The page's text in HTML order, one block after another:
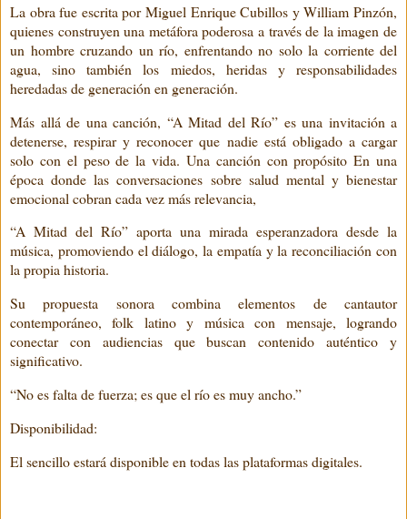
La obra fue escrita por Miguel Enrique Cubillos y William Pinzón,
quienes construyen una metáfora poderosa a través de la imagen de
un hombre cruzando un río, enfrentando no solo la corriente del
agua, sino también los miedos, heridas y responsabilidades
heredadas de generación en generación.
Más allá de una canción, “A Mitad del Río” es una invitación a
detenerse, respirar y reconocer que nadie está obligado a cargar
solo con el peso de la vida. Una canción con propósito En una
época donde las conversaciones sobre salud mental y bienestar
emocional cobran cada vez más relevancia,
“A Mitad del Río” aporta una mirada esperanzadora desde la
música, promoviendo el diálogo, la empatía y la reconciliación con
la propia historia.
Su propuesta sonora combina elementos de cantautor
contemporáneo, folk latino y música con mensaje, logrando
conectar con audiencias que buscan contenido auténtico y
significativo.
“No es falta de fuerza; es que el río es muy ancho.”
Disponibilidad:
El sencillo estará disponible en todas las plataformas digitales.